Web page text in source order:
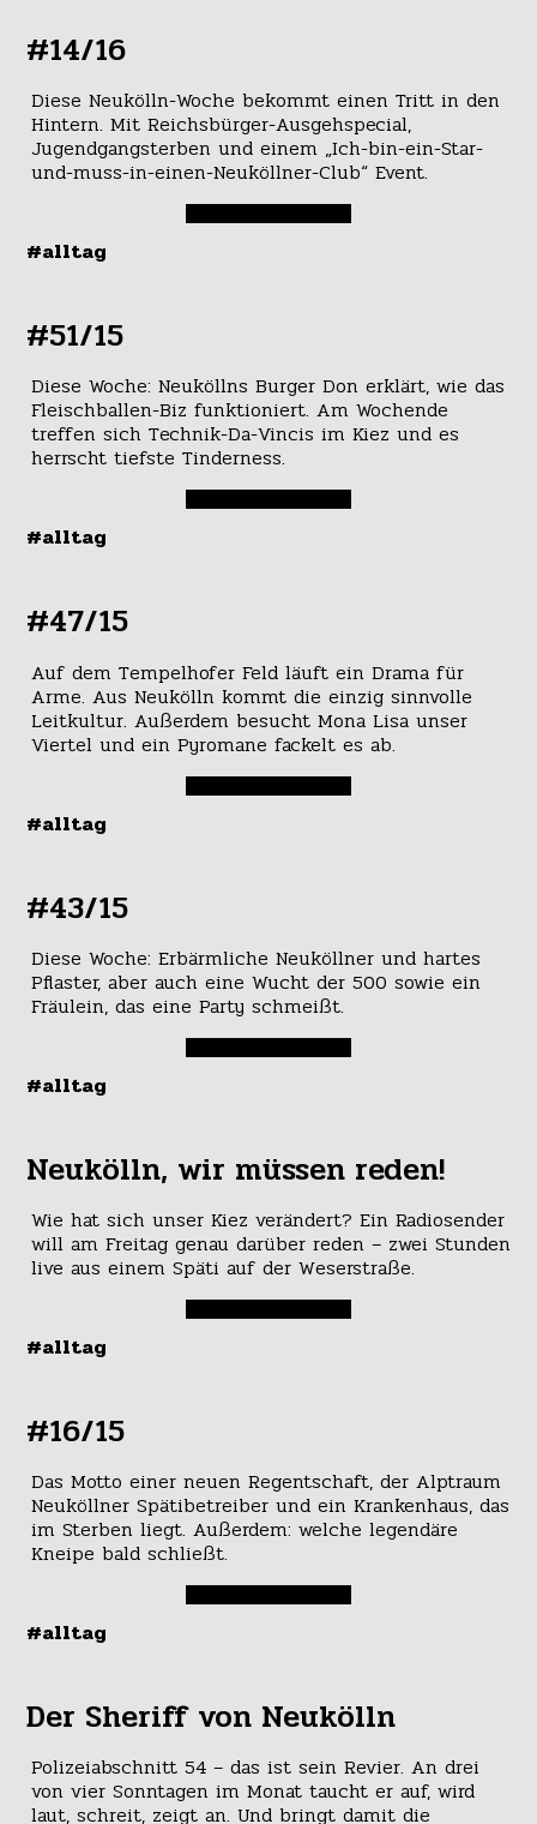
#14/16
Diese Neukölln-Woche bekommt einen Tritt in den
Hintern. Mit Reichsbürger-Ausgehspecial,
Jugendgangsterben und einem „Ich-bin-ein-Star-
und-muss-in-einen-Neuköllner-Club“ Event.
#alltag
#51/15
Diese Woche: Neuköllns Burger Don erklärt, wie das
Fleischballen-Biz funktioniert. Am Wochende
treffen sich Technik-Da-Vincis im Kiez und es
herrscht tiefste Tinderness.
#alltag
#47/15
Auf dem Tempelhofer Feld läuft ein Drama für
Arme. Aus Neukölln kommt die einzig sinnvolle
Leitkultur. Außerdem besucht Mona Lisa unser
Viertel und ein Pyromane fackelt es ab.
#alltag
#43/15
Diese Woche: Erbärmliche Neuköllner und hartes
Pflaster, aber auch eine Wucht der 500 sowie ein
Fräulein, das eine Party schmeißt.
#alltag
Neukölln, wir müssen reden!
Wie hat sich unser Kiez verändert? Ein Radiosender
will am Freitag genau darüber reden – zwei Stunden
live aus einem Späti auf der Weserstraße.
#alltag
#16/15
Das Motto einer neuen Regentschaft, der Alptraum
Neuköllner Spätibetreiber und ein Krankenhaus, das
im Sterben liegt. Außerdem: welche legendäre
Kneipe bald schließt.
#alltag
Der Sheriff von Neukölln
Polizeiabschnitt 54 – das ist sein Revier. An drei
von vier Sonntagen im Monat taucht er auf, wird
laut, schreit, zeigt an. Und bringt damit die